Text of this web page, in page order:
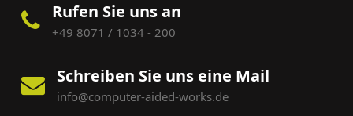
Rufen Sie uns an
+49 8071 / 1034 - 200
Schreiben Sie uns eine Mail
info@computer-aided-works.de